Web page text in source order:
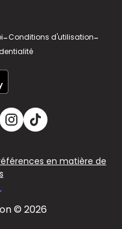
-Conditions d'utilisation-
en matière de
© 2026